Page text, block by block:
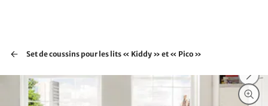
Set de coussins pour les lits « Kiddy » et « Pico »